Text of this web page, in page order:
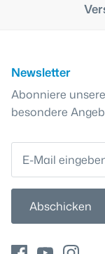
Newsletter
Abonniere
besondere
Abschicken